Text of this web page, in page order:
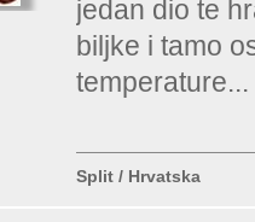
jedan dio te
biljke i tamo
temperature...
Split / Hrvatska